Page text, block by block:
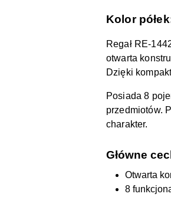
Kolor
Regał RE-
otwarta
Dzięki
Posiada 8
przedmiotów.
charakter.
Główne
Otwarta
8